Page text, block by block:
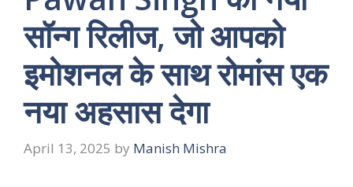
सॉन्ग रिलीज, जो आपको
इमोशनल के साथ रोमांस एक
नया अहसास देगा
April 13, 2025 by Manish Mishra